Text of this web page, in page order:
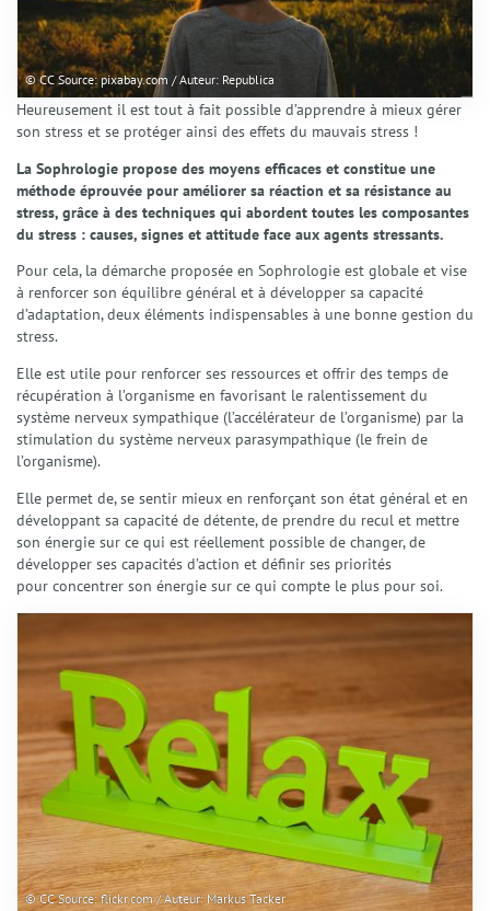
© CC Source: pixabay.com / Auteur: Republica
Heureusement il est tout à fait possible d’apprendre à mieux gérer
son stress et se protéger ainsi des effets du mauvais stress !
La Sophrologie propose des moyens efficaces et constitue une
méthode éprouvée pour améliorer sa réaction et sa résistance au
stress, grâce à des techniques qui abordent toutes les composantes
du stress : causes, signes et attitude face aux agents stressants.
Pour cela, la démarche proposée en Sophrologie est globale et vise
à renforcer son équilibre général et à développer sa capacité
d’adaptation, deux éléments indispensables à une bonne gestion du
stress.
Elle est utile pour renforcer ses ressources et offrir des temps de
récupération à l’organisme en favorisant le ralentissement du
système nerveux sympathique (l’accélérateur de l’organisme) par la
stimulation du système nerveux parasympathique (le frein de
l’organisme).
Elle permet de, se sentir mieux en renforçant son état général et en
développant sa capacité de détente, de prendre du recul et mettre
son énergie sur ce qui est réellement possible de changer, de
développer ses capacités d’action et définir ses priorités
pour concentrer son énergie sur ce qui compte le plus pour soi.
© CC Source: flickr.com / Auteur: Markus Tacker